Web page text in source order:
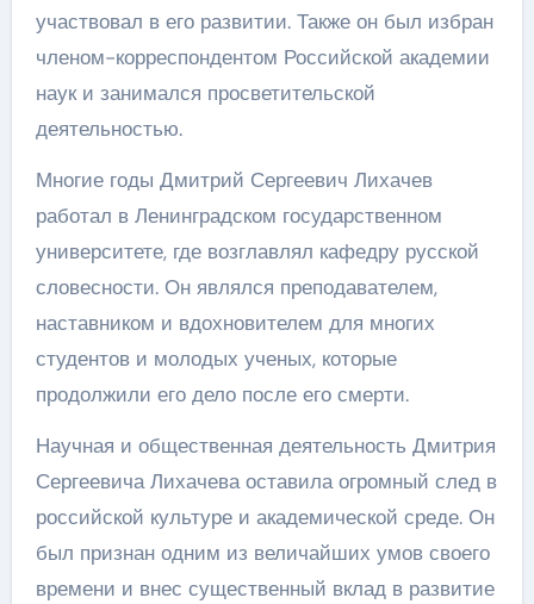
участвовал в его развитии. Также он был избран
членом-корреспондентом Российской академии
наук и занимался просветительской
деятельностью.
Многие годы Дмитрий Сергеевич Лихачев
работал в Ленинградском государственном
университете, где возглавлял кафедру русской
словесности. Он являлся преподавателем,
наставником и вдохновителем для многих
студентов и молодых ученых, которые
продолжили его дело после его смерти.
Научная и общественная деятельность Дмитрия
Сергеевича Лихачева оставила огромный след в
российской культуре и академической среде. Он
был признан одним из величайших умов своего
времени и внес существенный вклад в развитие